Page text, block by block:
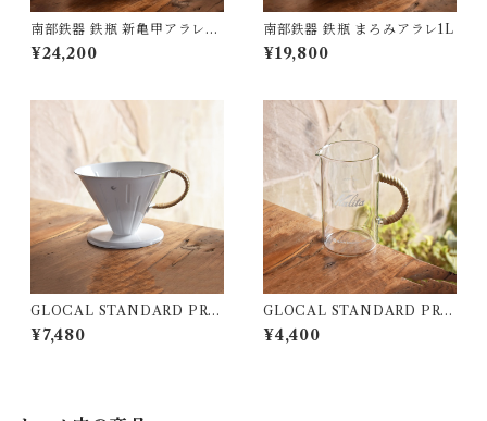
南部鉄器 鉄瓶 新亀甲アラレ1.
25L
¥24,200
南部鉄器 鉄瓶 まろみアラレ1L
¥19,800
GLOCAL STANDARD PRO
DUCTS TSUBAME ﾗﾀﾝ ﾄﾞ
ﾘｯﾊﾟｰ(4人用 / ﾎﾜｲﾄ)
¥7,480
GLOCAL STANDARD PRO
DUCTS GSP ｺｰﾋｰｻｰﾊﾞｰ50
0 (ﾅﾁｭﾗﾙ)
¥4,400